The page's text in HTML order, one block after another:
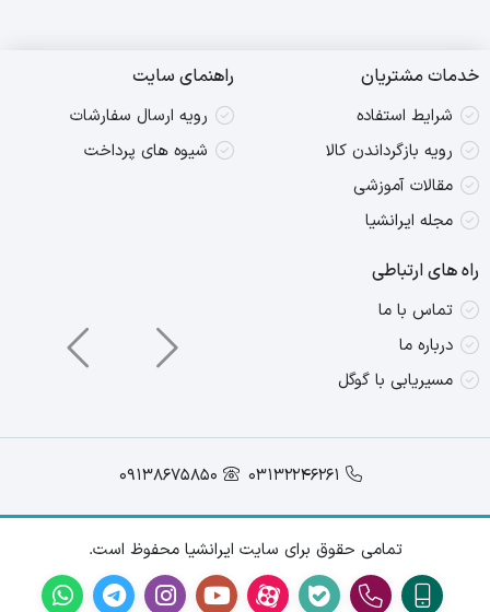
خدمات مشتریان
شرایط استفاده
رویه بازگرداندن کالا
مقالات آموزشی
مجله ایرانشیا
راهنمای سایت
رویه ارسال سفارشات
شیوه های پرداخت
راه های ارتباطی
تماس با ما
درباره ما
مسیریابی با گوگل
03132246261
09138675850
تمامی حقوق برای سایت ایرانشیا محفوظ است.